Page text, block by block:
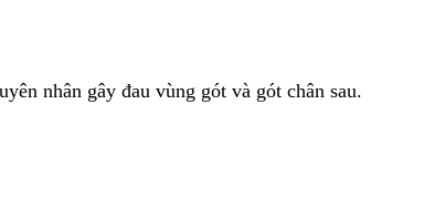
nhân gây đau vùng gót và gót chân sau.